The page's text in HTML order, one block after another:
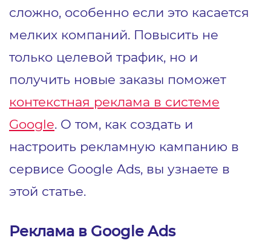
сложно, особенно если это касается
мелких компаний. Повысить не
только целевой трафик, но и
получить новые заказы поможет
контекстная реклама в системе
Google. О том, как создать и
настроить рекламную кампанию в
сервисе Google Ads, вы узнаете в
этой статье.
Реклама в Google Ads